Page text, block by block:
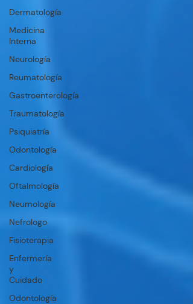
Dermatología
Medicina
Interna
Neurología
Reumatología
Gastroenterología
Traumatología
Psiquiatría
Odontología
Cardiología
Oftalmología
Neumología
Nefrologo
Fisioterapia
Enfermería
y
Cuidado
Odontología